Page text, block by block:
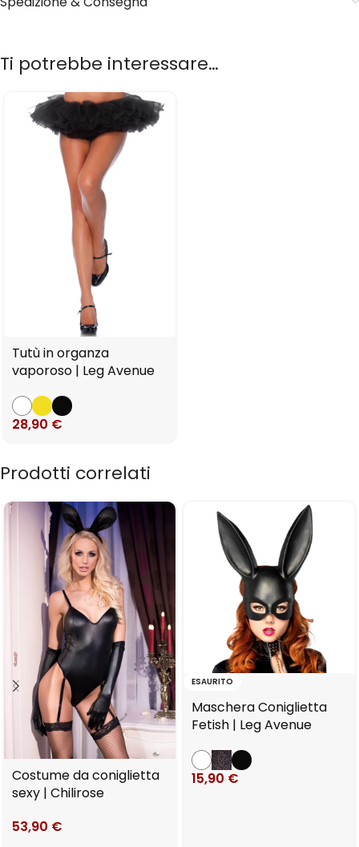
Ti potrebbe interessare…
Tutù in organza
vaporoso | Leg Avenue
28,90 €
Prodotti correlati
Costume da coniglietta
sexy | Chilirose
53,90 €
ESAURITO
Maschera Coniglietta
Fetish | Leg Avenue
15,90 €